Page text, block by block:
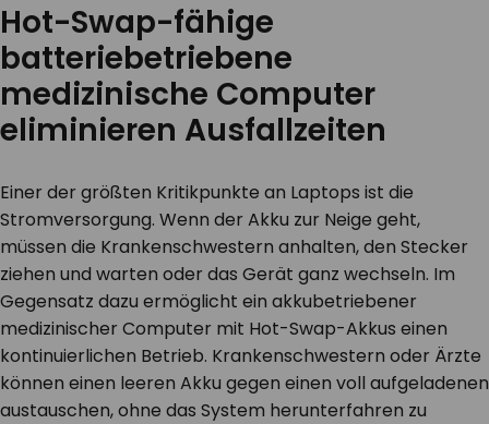
Hot-Swap-fähige
batteriebetriebene
medizinische Computer
eliminieren Ausfallzeiten
Einer der größten Kritikpunkte an Laptops ist die
Stromversorgung. Wenn der Akku zur Neige geht,
müssen die Krankenschwestern anhalten, den Stecker
ziehen und warten oder das Gerät ganz wechseln. Im
Gegensatz dazu ermöglicht ein akkubetriebener
medizinischer Computer mit Hot-Swap-Akkus einen
kontinuierlichen Betrieb. Krankenschwestern oder Ärzte
können einen leeren Akku gegen einen voll aufgeladenen
austauschen, ohne das System herunterfahren zu